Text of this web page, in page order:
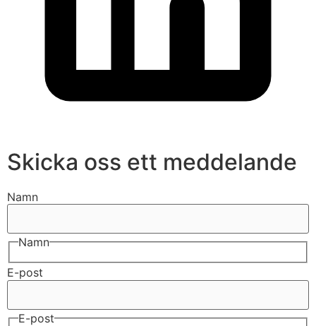
Skicka oss ett meddelande
Namn
Namn
E-post
E-post